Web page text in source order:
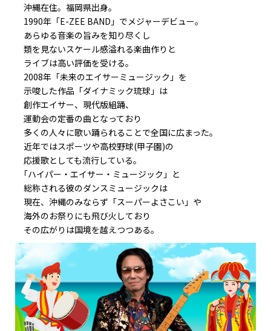
沖縄在住。福岡県出身。
1990年「E-ZEE BAND」でメジャーデビュー。
あらゆる音楽の旨みを知り尽くし
類を見ないスケール感溢れる楽曲作りと
ライブは高い評価を受ける。
2008年「未来のエイサーミュージック」を
示唆した作品「ダイナミック琉球」は
創作エイサー、現代版組踊、
運動会の定番の曲となっており
多くの人々に歌い踊られることで全国に広まった。
近年ではスポーツや高校野球(甲子園)の
応援歌としても流行している。
｢ハイパー・エイサー・ミュージック」と
総称される彼のダンスミュージックは
現在、沖縄のみならず「スーパーよさこい」や
海外のお祭りにも飛び火しており
その広がりは国境を越えつつある。